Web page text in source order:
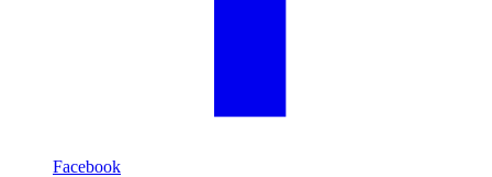
Facebook